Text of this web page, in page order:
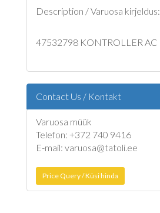
Description / Varuosa kirjeldus:
47532798 KONTROLLER AC
Contact Us / Kontakt
Varuosa müük
Telefon: +372 740 9416
E-mail: varuosa@tatoli.ee
Price Query / Küsi hinda